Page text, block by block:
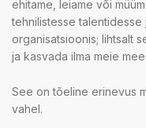
ehitame, leiame või
tehnilistesse
organisatsioonis; lihtsalt
ja kasvada ilma meie
See on tõeline erinevus
vahel.